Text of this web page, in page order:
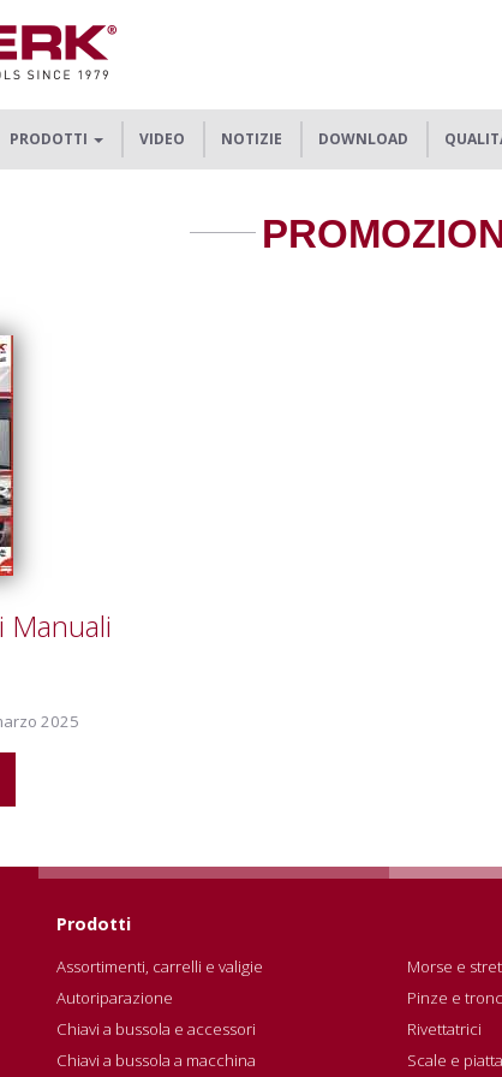
PRODOTTI VIDEO NOTIZIE DOWNLOAD
Manuali
2025
Prodotti
Assortimenti, carrelli e valigie
Autoriparazione
Chiavi a bussola e accessori
Chiavi a bussola a macchina
Morse e
Pinze e
Rivettatrici
Scale e